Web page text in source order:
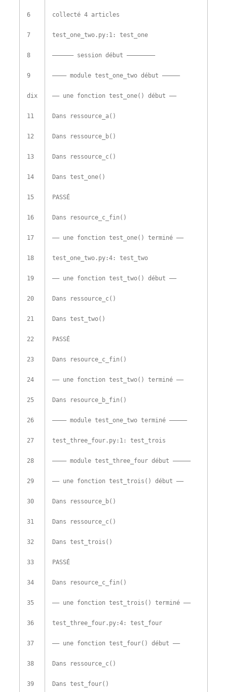
6
7
8
9
dix
11
12
13
14
15
16
17
18
19
20
21
22
23
24
25
26
27
28
29
30
31
32
33
34
35
36
37
38
39
collecté 4 articles
test_one_two . py : 1 : test_one
–––––– session début ––––––––
–––– module test_one_two début –––––
–– une fonction test_one( ) début ––
Dans ressource_a( )
Dans ressource_b( )
Dans ressource_c( )
Dans test_one( )
PASSÉ
Dans resource_c_fin ( )
–– une fonction test_one( ) terminé ––
test_one_two . py :4 : test_two
–– une fonction test_two( ) début ––
Dans ressource_c( )
Dans test_two( )
PASSÉ
Dans resource_c_fin ( )
–– une fonction test_two( ) terminé ––
Dans resource_b_fin ( )
–––– module test_one_two terminé –––––
test_three_four . py : 1 : test_trois
–––– module test_three_four début –––––
–– une fonction test_trois ( ) début ––
Dans ressource_b( )
Dans ressource_c( )
Dans test_trois ( )
PASSÉ
Dans resource_c_fin ( )
–– une fonction test_trois ( ) terminé ––
test_three_four . py :4 : test_four
–– une fonction test_four( ) début ––
Dans ressource_c( )
Dans test_four( )